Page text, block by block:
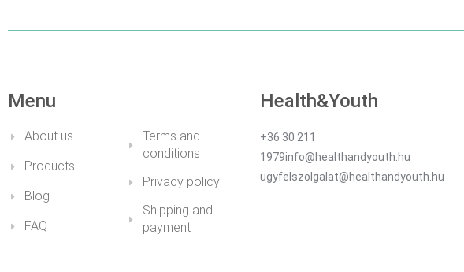
Menu
About us
Products
Blog
FAQ
Terms and
conditions
Privacy policy
Shipping and
payment
Health&Youth
+36 30 211
1979info@healthandyouth.hu
ugyfelszolgalat@healthandyouth.hu